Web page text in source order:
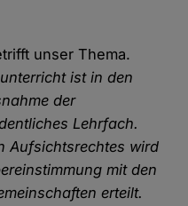
unser Thema.
ist in den
der
Lehrfach.
Aufsichtsrechtes wird
mit den
erteilt.